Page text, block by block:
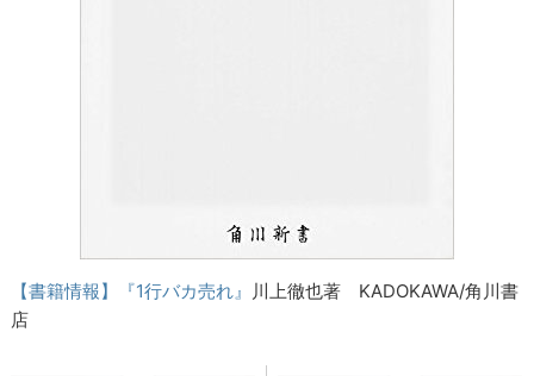
【書籍情報】『1行バカ売れ』 川上徹也著 KADOKAWA/角川書
店